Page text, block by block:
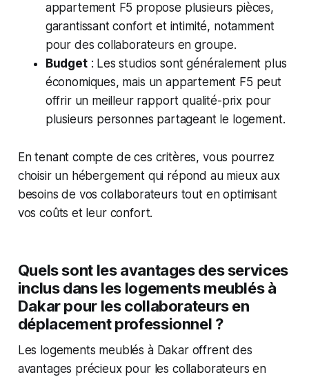
appartement F5 propose plusieurs pièces,
garantissant confort et intimité, notamment
pour des collaborateurs en groupe.
Budget: Les studios sont généralement plus
économiques, mais un appartement F5 peut
offrir un meilleur rapport qualité-prix pour
plusieurs personnes partageant le logement.
En tenant compte de ces critères, vous pourrez
choisir un hébergement qui répond au mieux aux
besoins de vos collaborateurs tout en optimisant
vos coûts et leur confort.
Quels sont les avantages des services
inclus dans les logements meublés à
Dakar pour les collaborateurs en
déplacement professionnel ?
Les logements meublés à Dakar offrent des
avantages précieux pour les collaborateurs en